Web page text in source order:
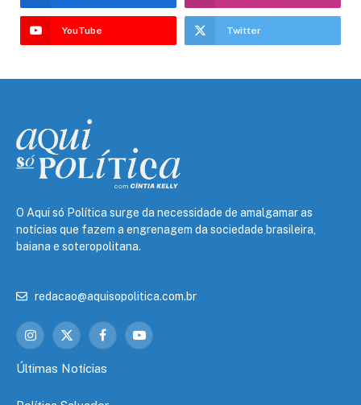
YouTube Twitter
O Aqui só Política surge da necessidade de amalgamar as
notícias que fazem a engrenagem da sociedade brasileira,
baiana e soteropolitana.
redacao@aquisopolitica.com.br
Instagram
X
FacebookYouTube
Últimas Notícias